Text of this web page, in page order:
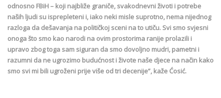
odnosno FBiH – koji najbliže graniče, svakodnevni životi i potrebe
naših ljudi su isprepleteni i, iako neki misle suprotno, nema nijednog
razloga da dešavanja na političkoj sceni na to utiču. Svi smo svjesni
onoga što smo kao narodi na ovim prostorima ranije prolazili i
upravo zbog toga sam siguran da smo dovoljno mudri, pametni i
razumni da ne ugrozimo budućnost i živote naše djece na način kako
smo svi mi bili ugroženi prije više od tri decenije”, kaže Ćosić.